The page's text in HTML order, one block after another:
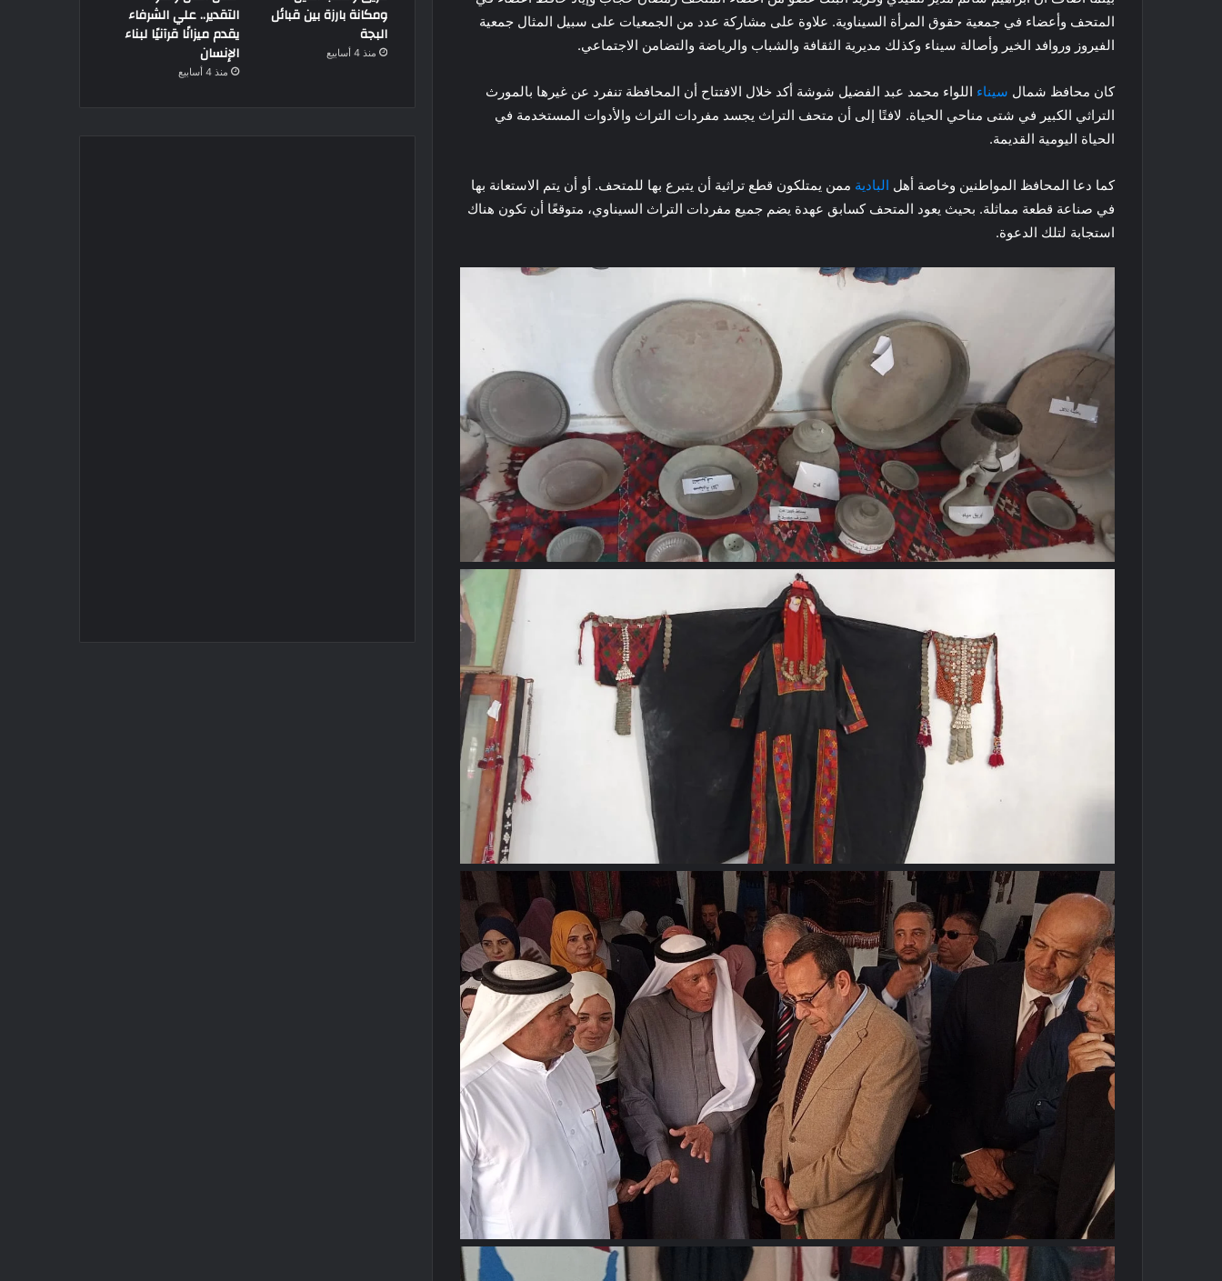
المتحف وأعضاء في جمعية حقوق المرأة السيناوية. علاوة على مشاركة عدد من الجمعيات على سبيل المثال جمعية
الفيروز وروافد الخير وأصالة سيناء وكذلك مديرية الثقافة والشباب والرياضة والتضامن الاجتماعي.
كان محافظ شمال سيناء اللواء محمد عبد الفضيل شوشة أكد خلال الافتتاح أن المحافظة تنفرد عن غيرها بالمورث
التراثي الكبير في شتى مناحي الحياة. لافتًا إلى أن متحف التراث يجسد مفردات التراث والأدوات المستخدمة في
الحياة اليومية القديمة.
كما دعا المحافظ المواطنين وخاصة أهل البادية ممن يمتلكون قطع تراثية أن يتبرع بها للمتحف. أو أن يتم الاستعانة بها
في صناعة قطعة مماثلة. بحيث يعود المتحف كسابق عهدة يضم جميع مفردات التراث السيناوي، متوقعًا أن تكون هناك
استجابة لتلك الدعوة.
ومكانة بارزة بين قبائل
البجة
منذ 4 أسابيع
التقدير.. علي الشرفاء
يقدم ميزانًا قرآنيًا لبناء
الإنسان
منذ 4 أسابيع